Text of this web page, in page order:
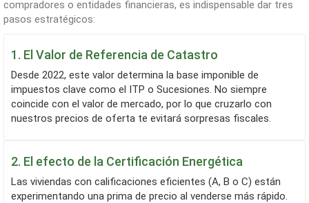
compradores o entidades financieras, es indispensable dar tres
pasos estratégicos:
1. El Valor de Referencia de Catastro
Desde 2022, este valor determina la base imponible de
impuestos clave como el ITP o Sucesiones. No siempre
coincide con el valor de mercado, por lo que cruzarlo con
nuestros precios de oferta te evitará sorpresas fiscales.
2. El efecto de la Certificación Energética
Las viviendas con calificaciones eficientes (A, B o C) están
experimentando una prima de precio al venderse más rápido.